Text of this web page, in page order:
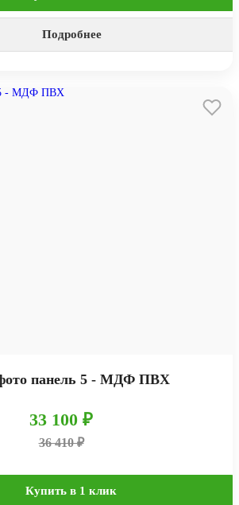
Подробнее
панель 5 - МДФ ПВХ
33 100 ₽
36 410 ₽
Купить в 1 клик